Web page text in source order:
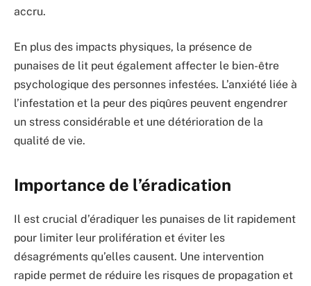
accru.
En plus des impacts physiques, la présence de
punaises de lit peut également affecter le bien-être
psychologique des personnes infestées. L’anxiété liée à
l’infestation et la peur des piqûres peuvent engendrer
un stress considérable et une détérioration de la
qualité de vie.
Importance de l’éradication
Il est crucial d’éradiquer les punaises de lit rapidement
pour limiter leur prolifération et éviter les
désagréments qu’elles causent. Une intervention
rapide permet de réduire les risques de propagation et